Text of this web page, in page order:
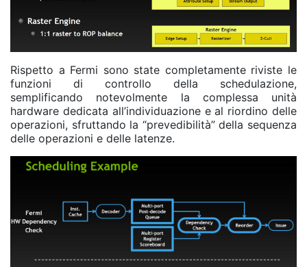
Rispetto a Fermi sono state completamente riviste le
funzioni di controllo della schedulazione,
semplificando notevolmente la complessa unità
hardware dedicata all’individuazione e al riordino delle
operazioni, sfruttando la “prevedibilità” della sequenza
delle operazioni e delle latenze.